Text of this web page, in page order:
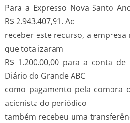
Para a Expresso Nova Santo
R$ 2.943.407,91. Ao
receber este recurso, a
que totalizaram
R$ 1.200.00,00 para a conta
Diário do Grande ABC
como pagamento pela compra
acionista do periódico
também recebeu uma